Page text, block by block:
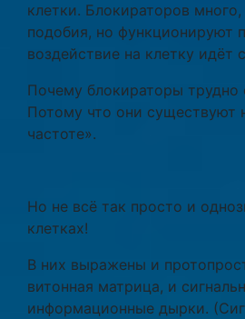
клетки. Блокираторов
подобия, но функционируют
воздействие на клетку идёт
Почему блокираторы трудно
Потому что они существуют
частоте».
Но не всё так просто и
клетках!
В них выражены и
витонная матрица, и
информационные дырки.